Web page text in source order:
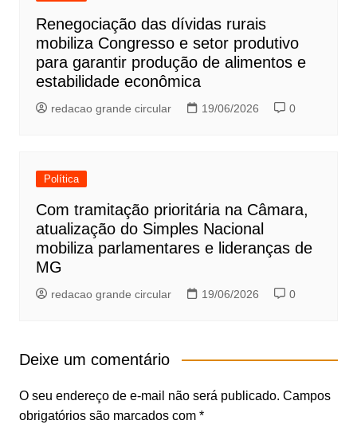
Renegociação das dívidas rurais
mobiliza Congresso e setor produtivo
para garantir produção de alimentos e
estabilidade econômica
redacao grande circular 19/06/2026 0
Política
Com tramitação prioritária na Câmara,
atualização do Simples Nacional
mobiliza parlamentares e lideranças de
MG
redacao grande circular 19/06/2026 0
Deixe um comentário
O seu endereço de e-mail não será publicado. Campos
obrigatórios são marcados com *